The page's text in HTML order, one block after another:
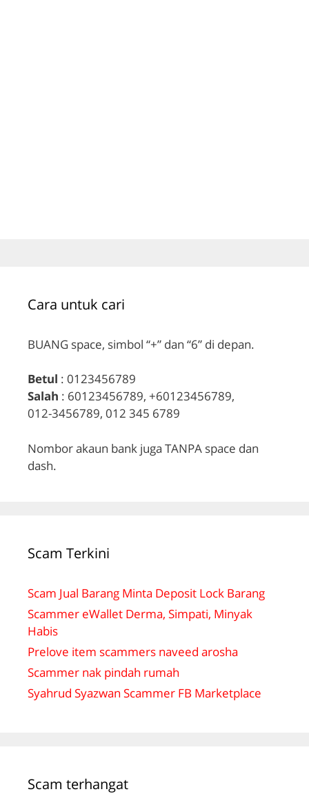
Cara untuk cari
BUANG space, simbol “+” dan “6” di depan.
Betul : 0123456789
Salah : 60123456789, +60123456789,
012-3456789, 012 345 6789
Nombor akaun bank juga TANPA space dan
dash.
Scam Terkini
Scam Jual Barang Minta Deposit Lock Barang
Scammer eWallet Derma, Simpati, Minyak
Habis
Prelove item scammers naveed arosha
Scammer nak pindah rumah
Syahrud Syazwan Scammer FB Marketplace
Scam terhangat